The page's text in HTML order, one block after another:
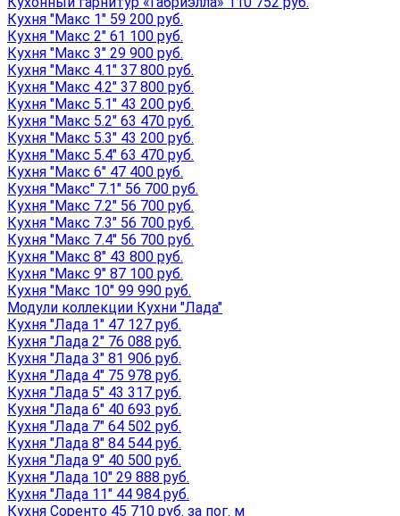
Кухня "Макс 1" 59 200 руб.
Кухня "Макс 2" 61 100 руб.
Кухня "Макс 3" 29 900 руб.
Кухня "Макс 4.1" 37 800 руб.
Кухня "Макс 4.2" 37 800 руб.
Кухня "Макс 5.1" 43 200 руб.
Кухня "Макс 5.2" 63 470 руб.
Кухня "Макс 5.3" 43 200 руб.
Кухня "Макс 5.4" 63 470 руб.
Кухня "Макс 6" 47 400 руб.
Кухня "Макс" 7.1" 56 700 руб.
Кухня "Макс 7.2" 56 700 руб.
Кухня "Макс 7.3" 56 700 руб.
Кухня "Макс 7.4" 56 700 руб.
Кухня "Макс 8" 43 800 руб.
Кухня "Макс 9" 87 100 руб.
Кухня "Макс 10" 99 990 руб.
Модули коллекции Кухни "Лада"
Кухня "Лада 1" 47 127 руб.
Кухня "Лада 2" 76 088 руб.
Кухня "Лада 3" 81 906 руб.
Кухня "Лада 4" 75 978 руб.
Кухня "Лада 5" 43 317 руб.
Кухня "Лада 6" 40 693 руб.
Кухня "Лада 7" 64 502 руб.
Кухня "Лада 8" 84 544 руб.
Кухня "Лада 9" 40 500 руб.
Кухня "Лада 10" 29 888 руб.
Кухня "Лада 11" 44 984 руб.
Кухня Соренто 45 710 руб. за пог. м